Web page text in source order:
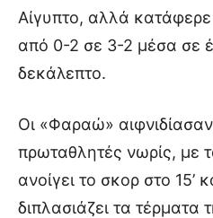
Αίγυπτο, αλλά κατάφερε
από 0-2 σε 3-2 μέσα σε
δεκάλεπτο.
Οι «Φαραώ»
πρωταθλητές νωρίς, με
ανοίγει το σκορ στο 15’
διπλασιάζει τα τέρματα